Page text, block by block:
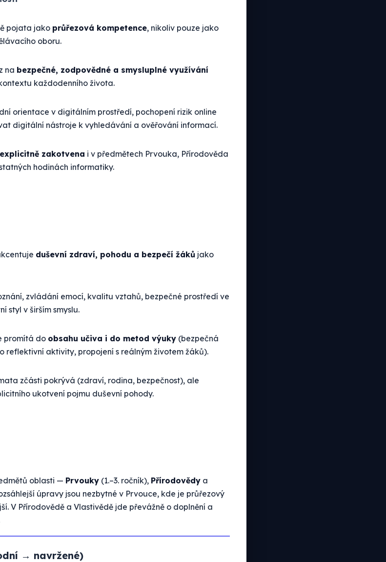
pojata jako průřezová kompetence, nikoliv pouze jako
oboru.
na bezpečné, zodpovědné a smysluplné využívání
každodenního života.
orientace v digitálním prostředí, pochopení rizik online
digitální nástroje k vyhledávání a ověřování informací.
explicitně zakotvena i v předmětech Prvouka, Přírodověda
hodinách informatiky.
duševní zdraví, pohodu a bezpečí žáků jako
zvládání emocí, kvalitu vztahů, bezpečné prostředí ve
styl v širším smyslu.
promítá do obsahu učiva i do metod výuky (bezpečná
reflektivní aktivity, propojení s reálným životem žáků).
zčásti pokrývá (zdraví, rodina, bezpečnost), ale
ukotvení pojmu duševní pohody.
oblasti — Prvouky (1.–3. ročník), Přírodovědy a
úpravy jsou nezbytné v Prvouce, kde je průřezový
V Přírodovědě a Vlastivědě jde převážně o doplnění a
→ navržené)